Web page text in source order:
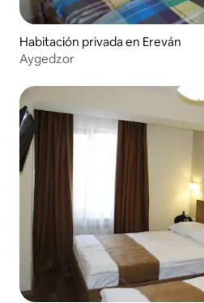
Habitación privada en Ereván
Aygedzor